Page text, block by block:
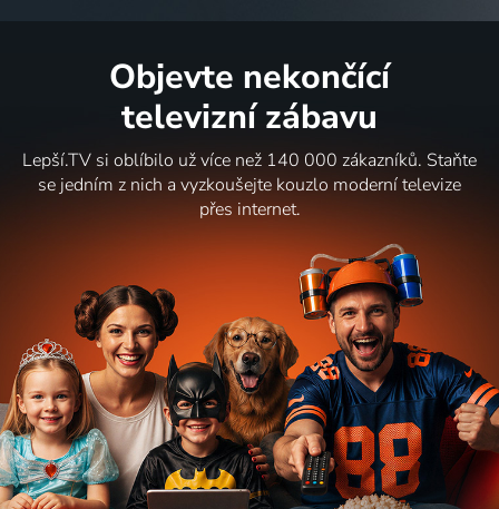
Objevte nekončící
televizní zábavu
Lepší.TV si oblíbilo už více než 140 000 zákazníků. Staňte
se jedním z nich a vyzkoušejte kouzlo moderní televize
přes internet.